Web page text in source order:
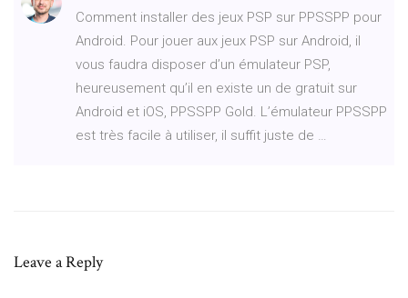
Comment installer des jeux PSP sur PPSSPP pour
Android. Pour jouer aux jeux PSP sur Android, il
vous faudra disposer d’un émulateur PSP,
heureusement qu’il en existe un de gratuit sur
Android et iOS, PPSSPP Gold. L’émulateur PPSSPP
est très facile à utiliser, il suffit juste de …
Leave a Reply